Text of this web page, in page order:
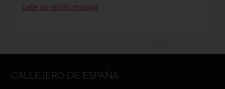
calle de giotto malaga
CALLEJERO DE ESPAÑA